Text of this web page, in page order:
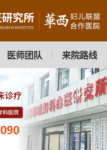
医师团队 来院路线